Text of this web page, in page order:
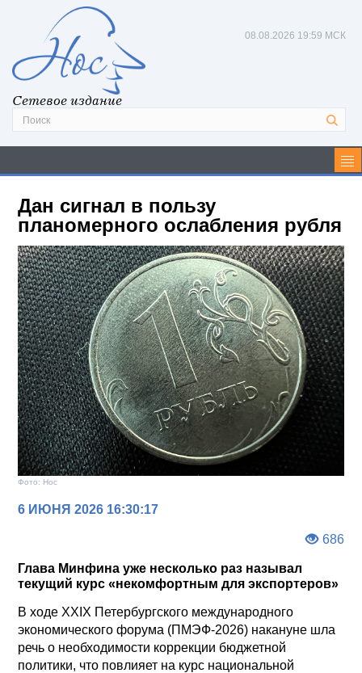
Сетевое издание
08.08.2026 19:59 МСК
Дан сигнал в пользу
планомерного ослабления рубля
Фото: Нос
6 ИЮНЯ 2026 16:30:17
686
Глава Минфина уже несколько раз называл
текущий курс «некомфортным для экспортеров»
В ходе XXIX Петербургского международного
экономического форума (ПМЭФ-2026) накануне шла
речь о необходимости коррекции бюджетной
политики, что повлияет на курс национальной